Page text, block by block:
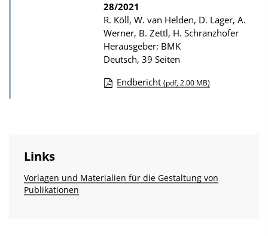
28/2021
R. Köll, W. van Helden, D. Lager, A.
Werner, B. Zettl, H. Schranzhofer
Herausgeber: BMK
Deutsch, 39 Seiten
o
Endbericht (pdf, 2.00 MB)
Links
Vorlagen und Materialien für die Gestaltung von
Publikationen